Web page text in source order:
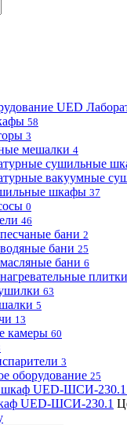
58
3
мешалки 4
сушильные
вакуумные
шкафы 37
0
46
бани 2
бани 25
бани 6
плитки
63
5
13
камеры 60
3
оборудование 25
UED-ШСИ-230.1